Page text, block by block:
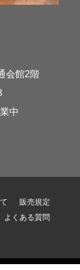
会館2階
中
販売規定
よくある質問